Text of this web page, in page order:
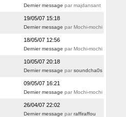
Dernier message par majdansant
19/05/07 15:18
Dernier message par Mochi-mochi
18/05/07 12:56
Dernier message par Mochi-mochi
10/05/07 20:18
Dernier message parsoundcha0s
09/05/07 16:21
Dernier message par Mochi-mochi
26/04/07 22:02
Dernier message parraffiraffou